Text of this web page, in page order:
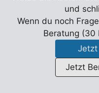
und
Wenn du noch
Beratung (30
Jetzt
Jetzt